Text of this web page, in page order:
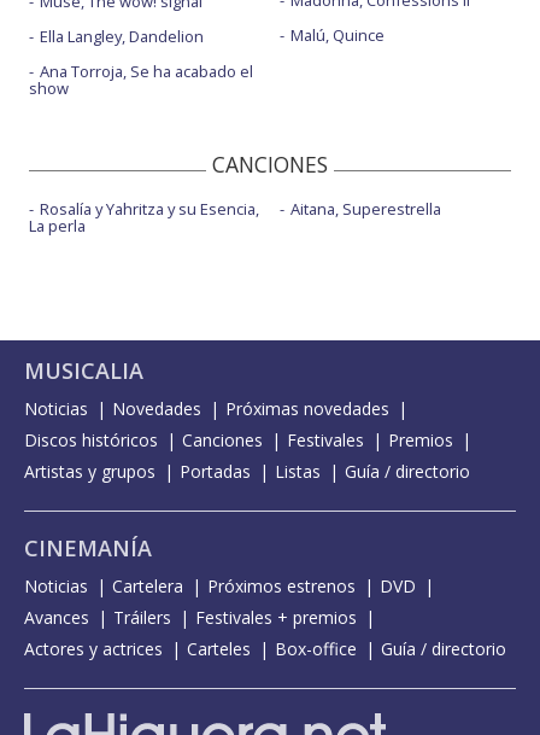
Ella Langley, Dandelion
Ana Torroja, Se ha acabado el
show
Malú, Quince
CANCIONES
Rosalía y Yahritza y su Esencia,
La perla
Aitana, Superestrella
MUSICALIA
Noticias Novedades
Próximas novedades
Discos históricos
Canciones Festivales
Premios
Artistas y grupos
Portadas Listas Guía / directorio
CINEMANÍA
Noticias Cartelera Próximos estrenos
DVD
Avances
Tráilers
Festivales + premios
Actores y actrices
Carteles Box-office Guía / directorio